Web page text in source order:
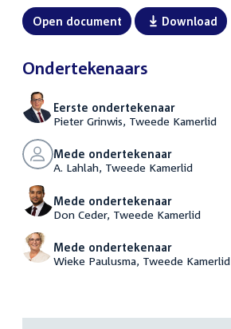
Open document Download
Ondertekenaars
Eerste ondertekenaar
Pieter Grinwis, Tweede Kamerlid
Mede ondertekenaar
A. Lahlah, Tweede Kamerlid
Mede ondertekenaar
Don Ceder, Tweede Kamerlid
Mede ondertekenaar
Wieke Paulusma, Tweede Kamerlid